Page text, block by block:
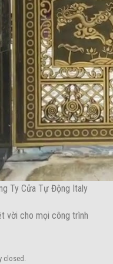
Ty Cửa Tự Động Italy
vời cho mọi công trình
closed.